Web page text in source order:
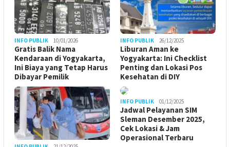
INFO PUBLIK 10/01/2026
Gratis Balik Nama
Kendaraan di Yogyakarta,
Ini Biaya yang Tetap Harus
Dibayar Pemilik
INFO PUBLIK 26/12/2025
Liburan Aman ke
Yogyakarta: Ini Checklist
Penting dan Lokasi Pos
Kesehatan di DIY
INFO PUBLIK 01/12/2025
Jadwal Pelayanan SIM
Sleman Desember 2025,
Cek Lokasi & Jam
Operasional Terbaru